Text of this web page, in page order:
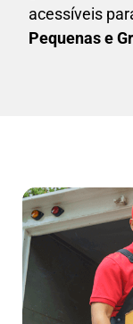
acessíveis
Pequenas e